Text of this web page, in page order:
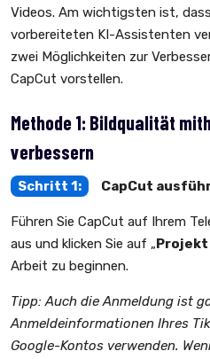
Videos. Am wichtigsten ist,
vorbereiteten KI-Assistenten
zwei Möglichkeiten zur
CapCut vorstellen.
Methode 1: Bildqualität
verbessern
Schritt 1: CapCut
Führen Sie CapCut auf Ihrem
aus und klicken Sie auf „
Arbeit zu beginnen.
Tipp: Auch die Anmeldung ist
Anmeldeinformationen Ihres
Google-Kontos verwenden.